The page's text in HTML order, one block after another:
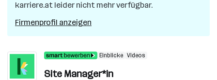
karriere.at leider nicht mehr verfügbar.
Firmenprofil anzeigen
Einblicke Videos
Site Manager*in